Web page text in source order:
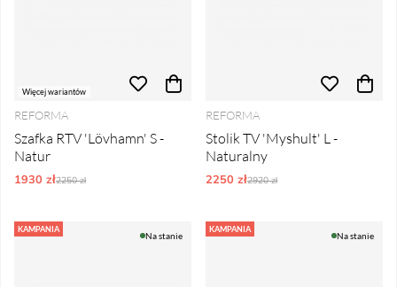
Więcej wariantów
REFORMA
Szafka RTV 'Lövhamn' S -
Natur
1930 złOrdynarne ceny:
2250 zł
REFORMA
Stolik TV 'Myshult' L -
Naturalny
2250 złOrdynarne ceny:
2920 zł
KAMPANIA
Na stanie
KAMPANIA
Na stanie